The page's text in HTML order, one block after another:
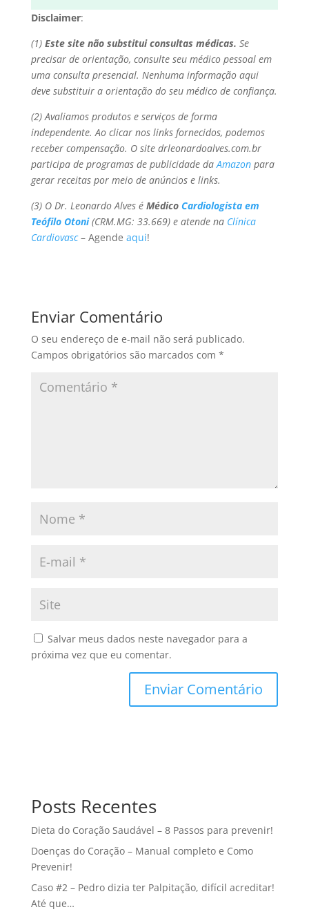
Disclaimer:
(1) Este site não substitui consultas médicas. Se
precisar de orientação, consulte seu médico pessoal em
uma consulta presencial. Nenhuma informação aqui
deve substituir a orientação do seu médico de confiança.
(2) Avaliamos produtos e serviços de forma
independente. Ao clicar nos links fornecidos, podemos
receber compensação. O site drleonardoalves.com.br
participa de programas de publicidade da Amazonpara
gerar receitas por meio de anúncios e links.
(3) O Dr. Leonardo Alves é Médico Cardiologista em
Teófilo Otoni(CRM.MG: 33.669) e atende na Clínica
Cardiovasc– Agende aqui!
Enviar Comentário
O seu endereço de e-mail não será publicado.
Campos obrigatórios são marcados com *
Salvar meus dados neste navegador para a
próxima vez que eu comentar.
Posts Recentes
Dieta do Coração Saudável – 8 Passos para prevenir!
Doenças do Coração – Manual completo e Como
Prevenir!
Caso #2 – Pedro dizia ter Palpitação, difícil acreditar!
Até que…